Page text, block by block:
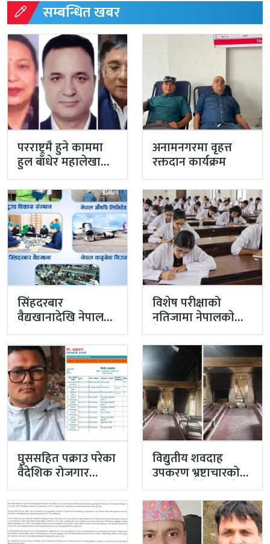
सम्बन्धित खबर
परराष्ट्रमै हुने काममा
हुल बाँधेर महालेखा
नियन्त्रक कार्यालयको
टोली मिसन…
अनामनगरमा वृहत्त
रक्तदान कार्यक्रम
सिंहदरबार
वैद्यखानादेखि नेपाल
औषधि लिमिटेडसम्म
प्रधानमन्त्रीको
प्राथमिकतामा
विशेष परीक्षाको
नतिजामा नेपालकाे
मेडिकल शिक्षाको
गुणस्तर अब्बल
घुससहित पक्राउ परेका
वैदेशिक रोजगार
विभागका नासु मस्राङ्गी
भ्रष्टाचारी ठहर
विद्युतीय शवदाह
उपकरण भ्रष्टाचारको
मुद्दा हेर्दा हेर्दैमा राखेर
टुंग्याइँदै